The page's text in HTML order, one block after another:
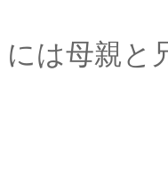
まれた
には母親と
「･･･
「
「クロ